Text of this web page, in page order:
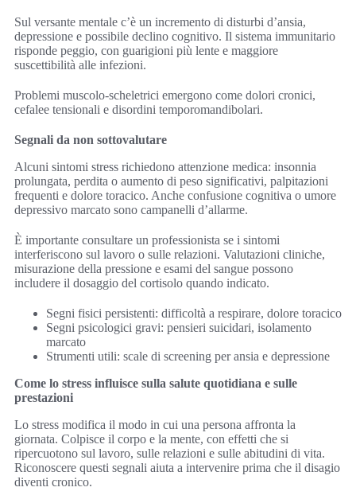
Sul versante mentale c’è un incremento di disturbi d’ansia,
depressione e possibile declino cognitivo. Il sistema immunitario
risponde peggio, con guarigioni più lente e maggiore
suscettibilità alle infezioni.
Problemi muscolo-scheletrici emergono come dolori cronici,
cefalee tensionali e disordini temporomandibolari.
Segnali da non sottovalutare
Alcuni sintomi stress richiedono attenzione medica: insonnia
prolungata, perdita o aumento di peso significativi, palpitazioni
frequenti e dolore toracico. Anche confusione cognitiva o umore
depressivo marcato sono campanelli d’allarme.
È importante consultare un professionista se i sintomi
interferiscono sul lavoro o sulle relazioni. Valutazioni cliniche,
misurazione della pressione e esami del sangue possono
includere il dosaggio del cortisolo quando indicato.
Segni fisici persistenti: difficoltà a respirare, dolore toracico
Segni psicologici gravi: pensieri suicidari, isolamento
marcato
Strumenti utili: scale di screening per ansia e depressione
Come lo stress influisce sulla salute quotidiana e sulle
prestazioni
Lo stress modifica il modo in cui una persona affronta la
giornata. Colpisce il corpo e la mente, con effetti che si
ripercuotono sul lavoro, sulle relazioni e sulle abitudini di vita.
Riconoscere questi segnali aiuta a intervenire prima che il disagio
diventi cronico.